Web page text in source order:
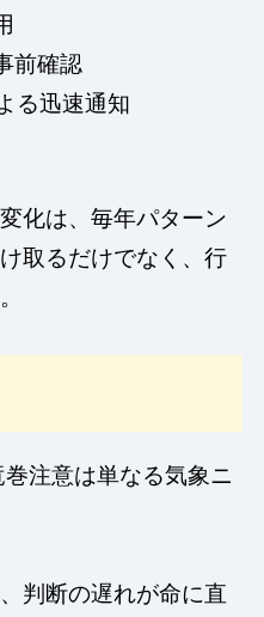
前確認
る迅速通知
化は、毎年パターン
取るだけでなく、行
注意は単なる気象ニ
判断の遅れが命に直